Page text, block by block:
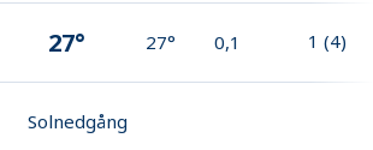
27° 27° 0,1 1 (4)
Solnedgång